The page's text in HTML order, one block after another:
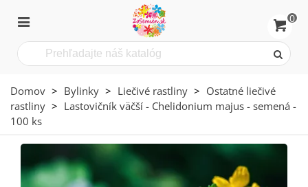
0
Domov > Bylinky > Liečivé rastliny > Ostatné liečivé
rastliny > Lastovičník väčší - Chelidonium majus - semená -
100 ks